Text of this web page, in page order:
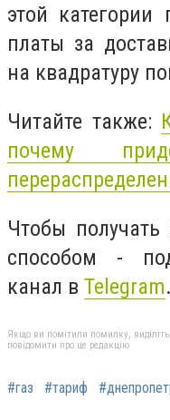
этой категории
платы за
на квадратуру
Читайте также:
почему
Чтобы
способом -
канал в Telegram.
Якщо ви помітили помилку, виділіть
повідомити про це редакцію
#газ #тариф